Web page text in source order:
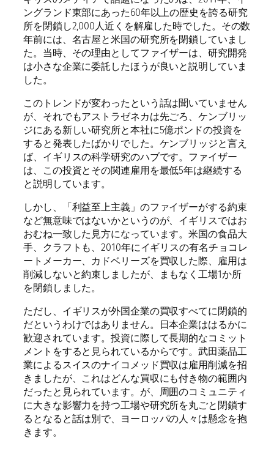
ングランド東部にあった60年以上の歴史を誇る研究
所を閉鎖し2,000人近くを解雇した時でした。その数
年前には、名古屋と米国の研究所を閉鎖していまし
た。当時、その理由としてファイザーは、研究開発
は小さな企業に委託したほうが良いと説明していま
した。
このトレンドが変わったという話は聞いていません
が、それでもアストラゼネカは先ごろ、ケンブリッ
ジにある新しい研究所と本社に5億ポンドの投資を
すると発表したばかりでした。ケンブリッジと言え
ば、イギリスの科学研究のハブです。ファイザー
は、この投資とその関連雇用を最低5年は継続する
と説明しています。
しかし、「利益至上主義」のファイザーがする約束
など無意味ではないかというのが、イギリスではお
おむね一致した見方になっています。米国の食品大
手、クラフトも、2010年にイギリスの有名チョコレ
ートメーカー、カドベリーズを買収した際、雇用は
削減しないと約束しましたが、まもなく工場1か所
を閉鎖しました。
ただし、イギリスが外国企業の買収すべてに閉鎖的
だというわけではありません。日本企業ははるかに
歓迎されています。投資に際して長期的なコミット
メントをすると見られているからです。武田薬品工
業によるスイスのナイコメッド買収は雇用削減を招
きましたが、これはどんな買収にも付き物の範囲内
だったと見られています。が、周囲のコミュニティ
に大きな影響力を持つ工場や研究所を丸ごと閉鎖す
るとなると話は別で、ヨーロッパの人々は懸念を抱
きます。